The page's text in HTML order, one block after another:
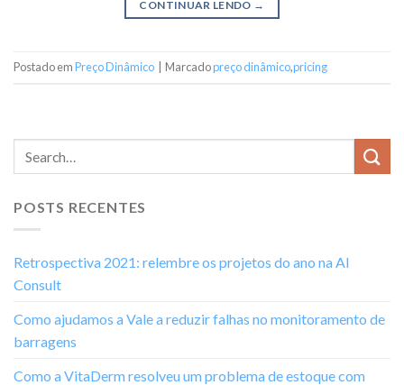
CONTINUAR LENDO →
Postado emPreço Dinâmico Marcadopreço dinâmico,pricing
POSTS RECENTES
Retrospectiva 2021: relembre os projetos do ano na AI
Consult
Como ajudamos a Vale a reduzir falhas no monitoramento de
barragens
Como a VitaDerm resolveu um problema de estoque com